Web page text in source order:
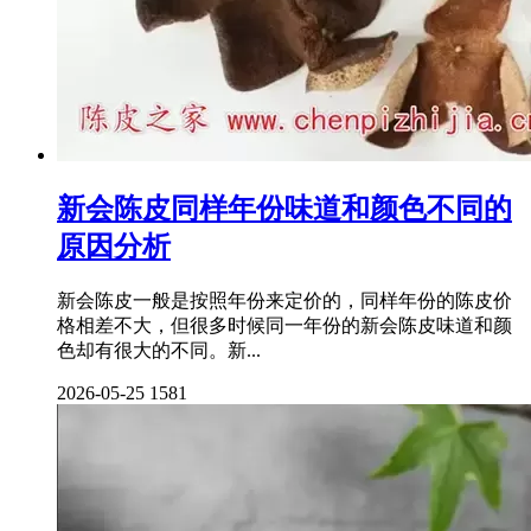
新会陈皮同样年份味道和颜色不同的
原因分析
新会陈皮一般是按照年份来定价的，同样年份的陈皮价
格相差不大，但很多时候同一年份的新会陈皮味道和颜
色却有很大的不同。新...
2026-05-25 1581